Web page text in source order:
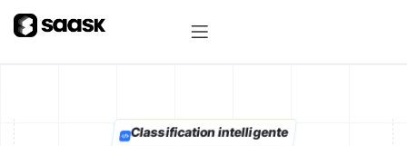
Classification intelligente